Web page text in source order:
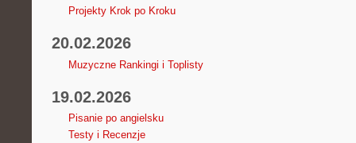
Projekty Krok po Kroku
20.02.2026
Muzyczne Rankingi i Toplisty
19.02.2026
Pisanie po angielsku
Testy i Recenzje